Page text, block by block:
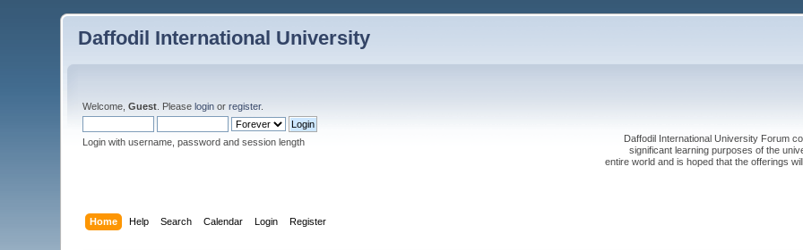
Daffodil International University
Welcome,Guest . Pleaselogin orregister.
Login with username, password and session length
Daffodil International University Forum
significant learning purposes of the
entire world and is hoped that the offerings
Home Help Search Calendar Login Register